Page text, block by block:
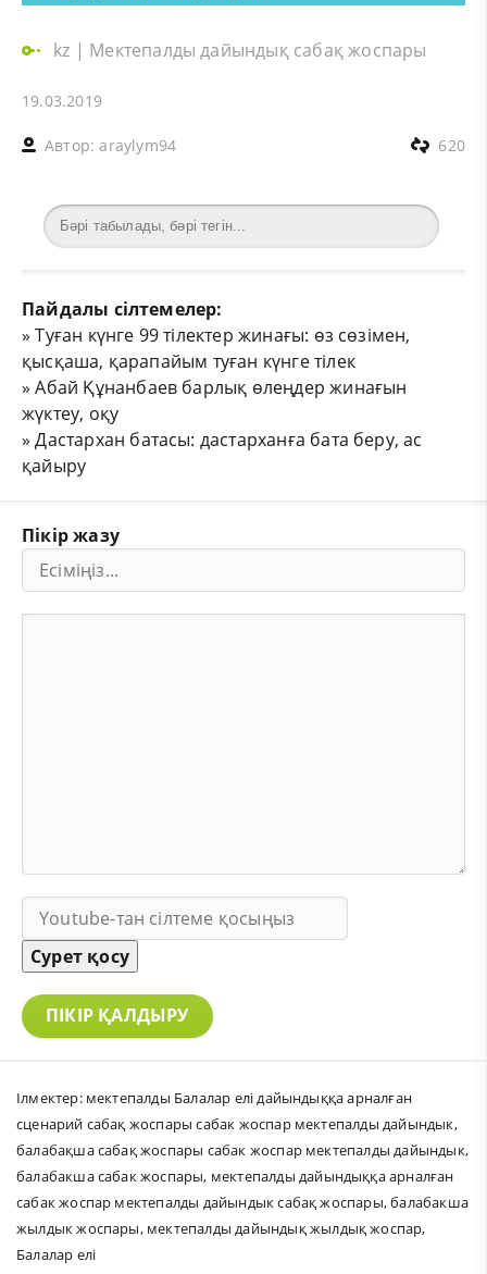
kz | Мектепалды дайындық сабақ жоспары
19.03.2019
Автор:araylym94 620
Пайдалы сілтемелер:
»Туған күнге 99 тілектер жинағы: өз сөзімен,
қысқаша, қарапайым туған күнге тілек
»Абай Құнанбаев барлық өлеңдер жинағын
жүктеу, оқу
»Дастархан батасы: дастарханға бата беру, ас
қайыру
Пікір жазу
Сурет қосу
ПІКІР ҚАЛДЫРУ
Ілмектер: мектепалды Балалар елі дайындыққа арналған
сценарий сабақ жоспары сабак жоспар мектепалды дайындык,
балабақша сабақ жоспары сабак жоспар мектепалды дайындык,
балабакша сабак жоспары, мектепалды дайындыққа арналған
сабак жоспар мектепалды дайындык сабақ жоспары,балабакша
жылдык жоспары, мектепалды дайындық жылдық жоспар,
Балалар елі